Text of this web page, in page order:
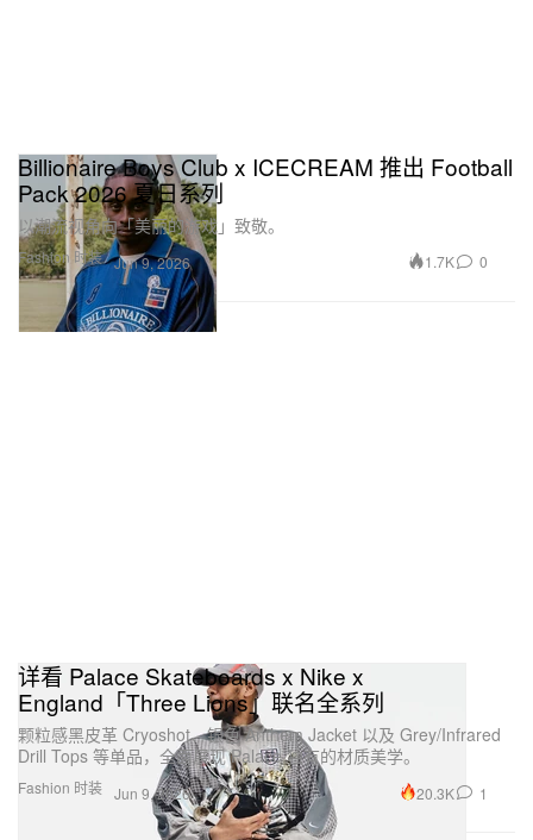
Fashion 时装
Billionaire Boys Club x ICECREAM 推出 Football
Pack 2026 夏日系列
以潮流视角向「美丽的游戏」致敬。
Jun 9, 2026 1.7K 0
Fashion 时装
详看 Palace Skateboards x Nike x
England「Three Lions」联名全系列
颗粒感黑皮革 Cryoshot、银色 Anthem Jacket 以及 Grey/Infrared
Drill Tops 等单品，全面展现 Palace 独有的材质美学。
Jun 9, 2026 20.3K 1